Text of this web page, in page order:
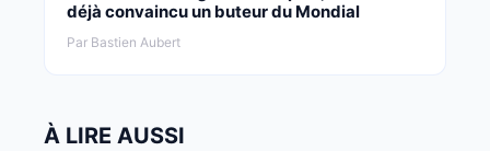
déjà convaincu un buteur du Mondial
Par Bastien Aubert
À LIRE AUSSI